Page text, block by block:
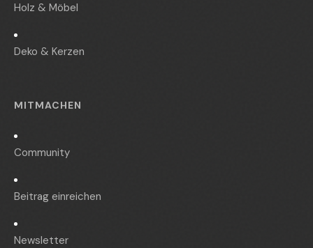
Holz & Möbel
Deko & Kerzen
MITMACHEN
Community
Beitrag einreichen
Newsletter